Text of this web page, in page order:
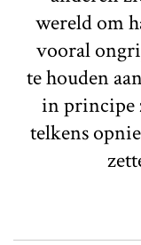
wereld om
vooral
te houden
in principe
telkens